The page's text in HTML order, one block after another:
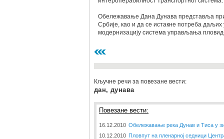
Обележавање Дана Дунава представља
Србије, као и да се истакне потреба
модернизацију система управљања
Кључне речи за повезане вести:
дан, дунава
Повезане вести:
16.12.2010 Обележавање река Дунав и Тиса у
10.12.2010 Пловпут на пленарној седници